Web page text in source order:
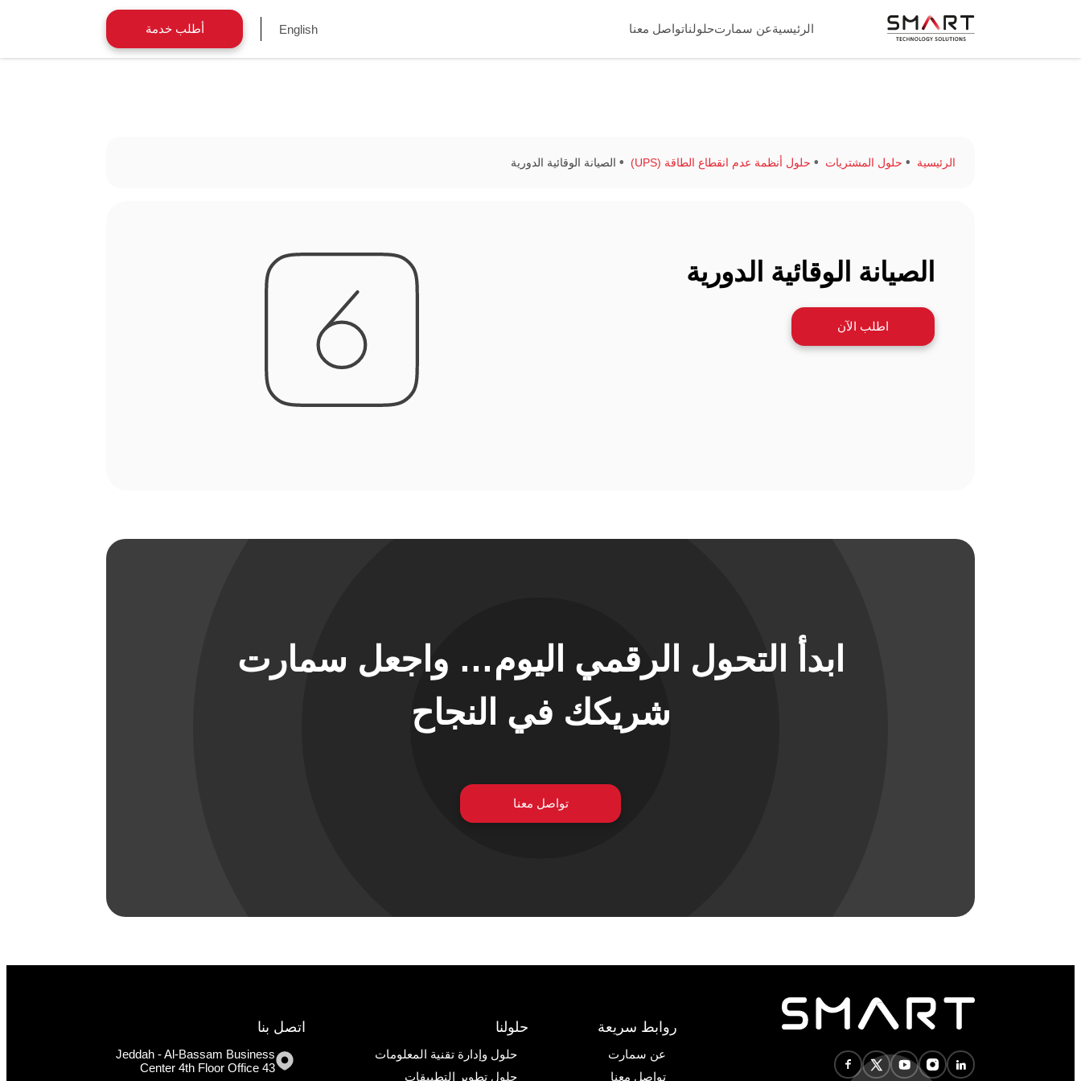
الرئيسيةعن سمارتحلولناتواصل معنا English أطلب خدمة
الرئيسية حلول المشتريات حلول أنظمة عدم انقطاع الطاقة (UPS) الصيانة الوقائية الدورية
الصيانة الوقائية الدورية
اطلب الآن
ابدأ التحول الرقمي اليوم… واجعل سمارت
شريكك في النجاح
تواصل معنا
روابط سريعة
عن سمارت
تواصل معنا
حلولنا
حلول وإدارة تقنية المعلومات
حلول تطوير التطبيقات
اتصل بنا
Jeddah - Al-Bassam Business
Center 4th Floor Office 43